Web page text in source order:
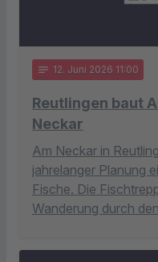
notes 12. Juni 2026 11:00
Reutlingen baut
Neckar
Am Neckar in
jahrelanger Planung
Fische. Die
Wanderung durch